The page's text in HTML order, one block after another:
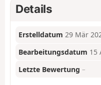
Details
Erstelldatum 29 Mär
Bearbeitungsdatum 15
Letzte Bewertung –